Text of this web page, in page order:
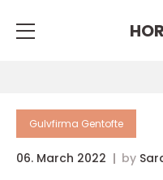
Gulvfirma Gentofte
06. March 2022 by